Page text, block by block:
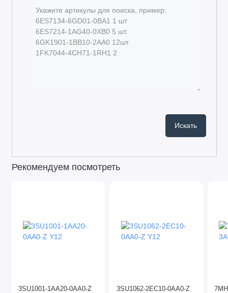
Рекомендуем посмотреть
3SU1001-1AA20-0AA0-Z
3SU1062-2EC10-0AA0-Z